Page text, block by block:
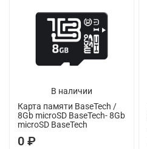
В наличии
Карта памяти BaseTech /
8Gb microSD BaseTech- 8Gb
microSD BaseTech
0 ₽